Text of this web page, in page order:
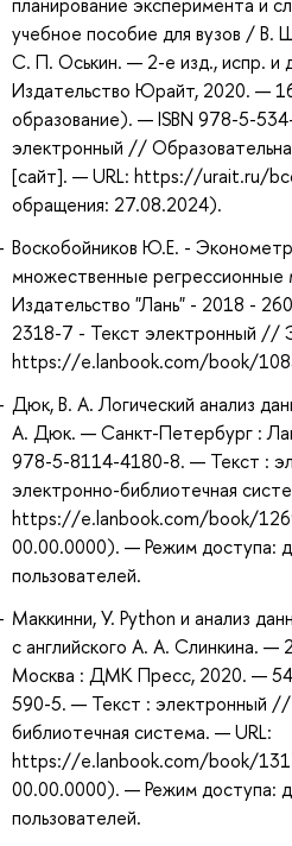
планирование эксперимента и
учебное пособие для вузов / В.
С. П. Оськин. — 2-е изд., испр. и
Издательство Юрайт, 2020. —
образование). — ISBN 978-5-
электронный //
[сайт]. — URL: https://urait.ru/
обращения: 27.08.2024).
Воскобойников Ю.Е. -
множественные
Издательство "Лань" - 2018 -
2318-7 - Текст электронный //
https://e.lanbook.com/book/
Дюк, В. А. Логический анализ
А. Дюк. — Санкт-Петербург :
978-5-8114-4180-8. — Текст :
электронно-библиотечная
https://e.lanbook.com/book/
00.00.0000). — Режим доступа:
пользователей.
Маккинни, У. Python и анализ
с английского А. А. Слинкина. —
Москва : ДМК Пресс, 2020. —
590-5. — Текст : электронный //
библиотечная система. — URL:
https://e.lanbook.com/book/
00.00.0000). — Режим доступа:
пользователей.